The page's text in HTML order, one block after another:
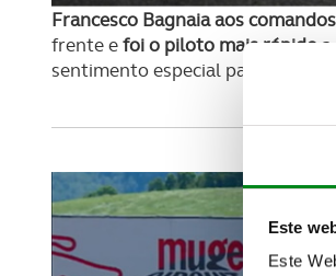
Este
Este
Francesco Bagnaia aos
frente efoi o piloto mais rápido
sentimento especial para